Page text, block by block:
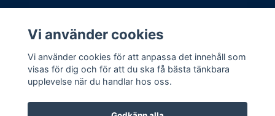
Sociala medier
Vi använder cookies
Vi använder cookies för att anpassa det innehåll som
visas för dig och för att du ska få bästa tänkbara
upplevelse när du handlar hos oss.